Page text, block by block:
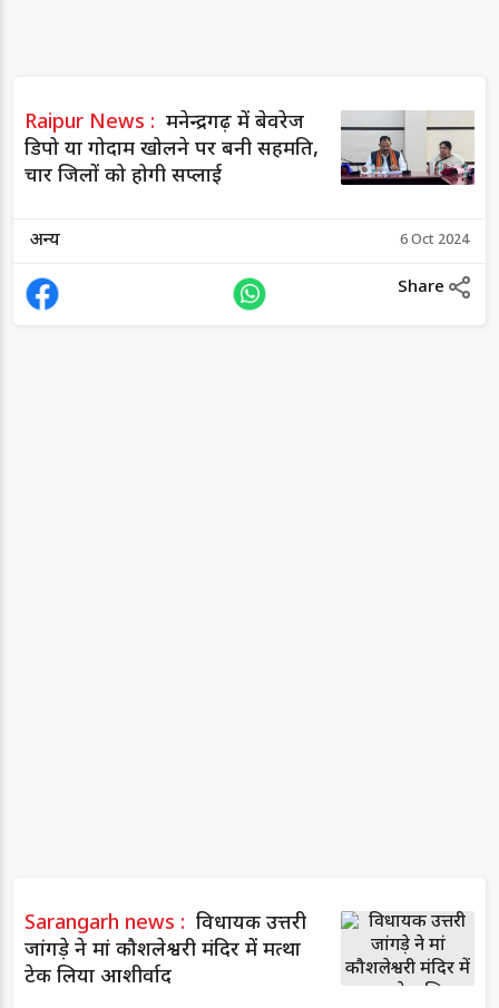
Raipur News : मनेन्द्रगढ़ में बेवरेज
डिपो या गोदाम खोलने पर बनी सहमति,
चार जिलों को होगी सप्लाई
अन्य 6 Oct 2024
Share
Sarangarh news : विधायक उत्तरी
जांगड़े ने मां कौशलेश्वरी मंदिर में मत्था
टेक लिया आशीर्वाद